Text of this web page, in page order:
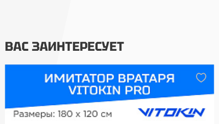
ВАС ЗАИНТЕРЕСУЕТ